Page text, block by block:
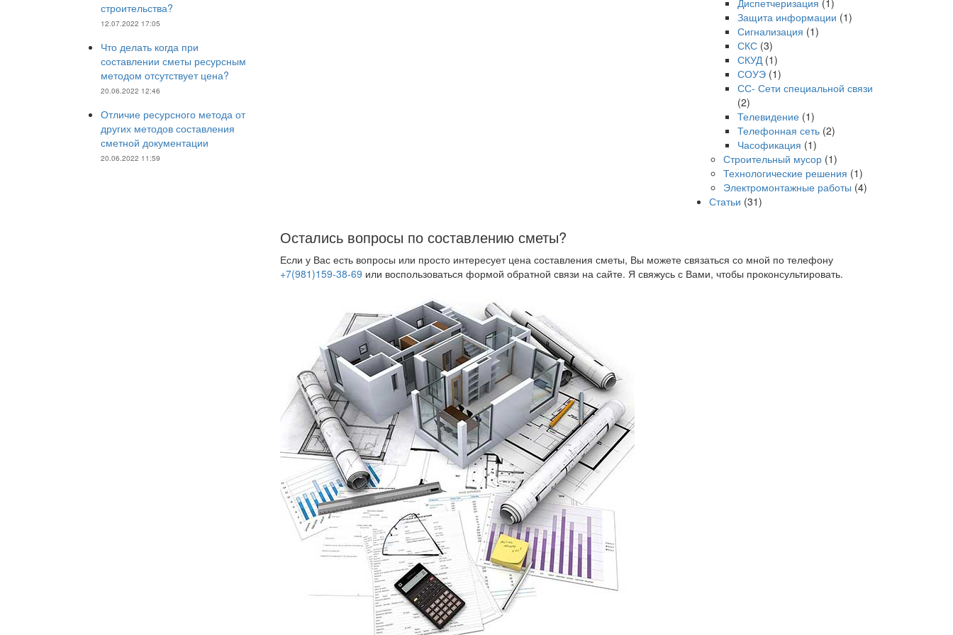
строительства?
12.07.2022 17:05
Что делать когда при
составлении сметы ресурсным
методом отсутствует цена?
20.06.2022 12:46
Отличие ресурсного метода от
других методов составления
сметной документации
20.06.2022 11:59
Диспетчеризация (1)
Защита информации (1)
Сигнализация (1)
СКС(3)
СКУД(1)
СОУЭ(1)
СС- Сети специальной связи
(2)
Телевидение(1)
Телефонная сеть(2)
Часофикация (1)
Строительный мусор(1)
Технологические решения (1)
Электромонтажные работы (4)
Статьи (31)
Остались вопросы по составлению сметы?
Если у Вас есть вопросы или просто интересует цена составления сметы, Вы можете связаться со мной по телефону
+7(981)159-38-69 или воспользоваться формой обратной связи на сайте. Я свяжусь с Вами, чтобы проконсультировать.